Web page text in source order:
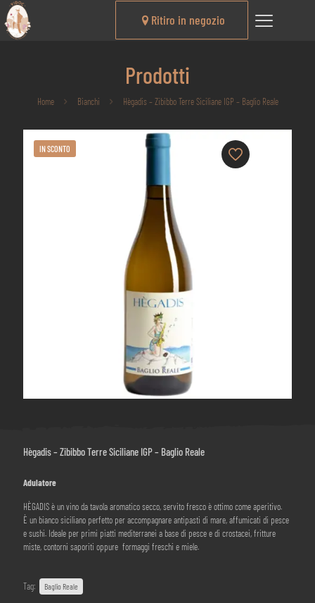
Ritiro in negozio
Prodotti
Home Bianchi Hègadis – Zibibbo Terre Siciliane IGP – Baglio Reale
IN SCONTO
Hègadis – Zibibbo Terre Siciliane IGP – Baglio Reale
Adulatore
HÈGADIS è un vino da tavola aromatico secco, servito fresco è ottimo come aperitivo.
È un bianco siciliano perfetto per accompagnare antipasti di mare, affumicati di pesce
e sushi. Ideale per primi piatti mediterranei a base di pesce e di crostacei, fritture
miste, contorni saporiti oppure formaggi freschi e miele.
Tag: Baglio Reale